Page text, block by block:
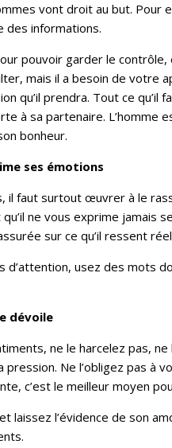
vont droit au but. Pour
des informations.
pouvoir garder le
mais il a besoin de votre
qu’il prendra. Tout ce qu’il
à sa partenaire. L’homme
bonheur.
ses émotions
faut surtout œuvrer à le
ne vous exprime jamais
sur ce qu’il ressent
usez des mots
dévoile
ne le harcelez pas,
Ne l’obligez pas à
c’est le meilleur moyen
laissez l’évidence de son